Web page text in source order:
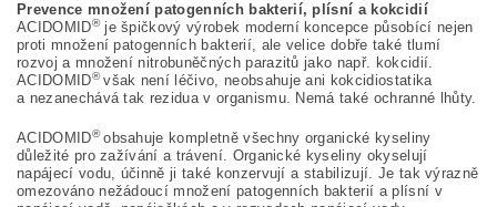
Prevence množení patogenních bakterií, plísní a kokcidií
ACIDOMID®je špičkový výrobek moderní koncepce působící nejen
proti množení patogenních bakterií, ale velice dobře také tlumí
rozvoj a množení nitrobuněčných parazitů jako např. kokcidií.
ACIDOMID®však není léčivo, neobsahuje ani kokcidiostatika
a nezanechává tak rezidua v organismu. Nemá také ochranné lhůty.
ACIDOMID® obsahuje kompletně všechny organické kyseliny
důležité pro zažívání a trávení. Organické kyseliny okyselují
napájecí vodu, účinně ji také konzervují a stabilizují. Je tak výrazně
omezováno nežádoucí množení patogenních bakterií a plísní v